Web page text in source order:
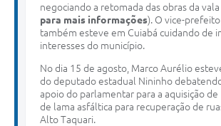
negociando a retomada das obras da vala
para mais informações). O vice-
também esteve em Cuiabá cuidando de
interesses do município.
No dia 15 de agosto, Marco Aurélio
do deputado estadual Nininho
apoio do parlamentar para a aquisição
de lama asfáltica para recuperação de
Alto Taquari.